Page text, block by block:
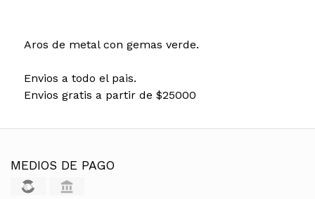
Aros de metal con gemas verde.
Envios a todo el pais.
Envios gratis a partir de $25000
MEDIOS DE PAGO